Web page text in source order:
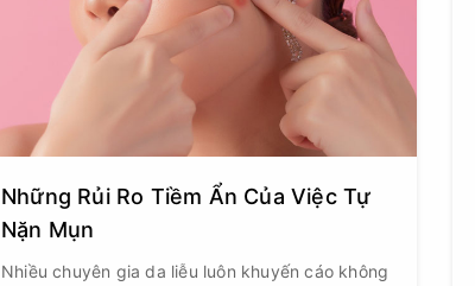
Những Rủi Ro Tiềm Ẩn Của Việc Tự
Nặn Mụn
Nhiều chuyên gia da liễu luôn khuyến cáo không